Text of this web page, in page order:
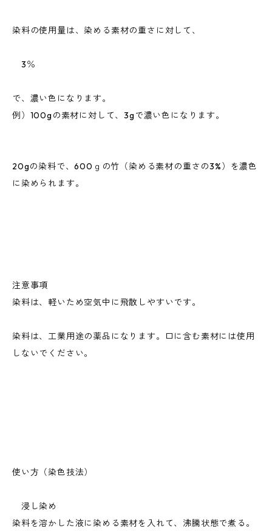
染料の使用量は、染める素材の重さに対して、
3％
で、濃い色になります。
例）100gの素材に対して、3gで濃い色になります。
20gの染料で、600ｇの竹（染める素材の重さの3%）を濃色
に染められます。
注意事項
染料は、軽いため空気中に飛散しやすいです。
染料は、工業用途の薬品になります。口に含む素材には使用
しないでください。
使い方（染色技法）
浸し染め
染料を溶かした液に染める素材を入れて、沸騰状態で煮る。